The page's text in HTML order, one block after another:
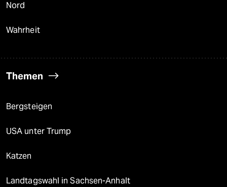
Nord
Wahrheit
Themen
Bergsteigen
USA unter Trump
Katzen
Landtagswahl in Sachsen-Anhalt